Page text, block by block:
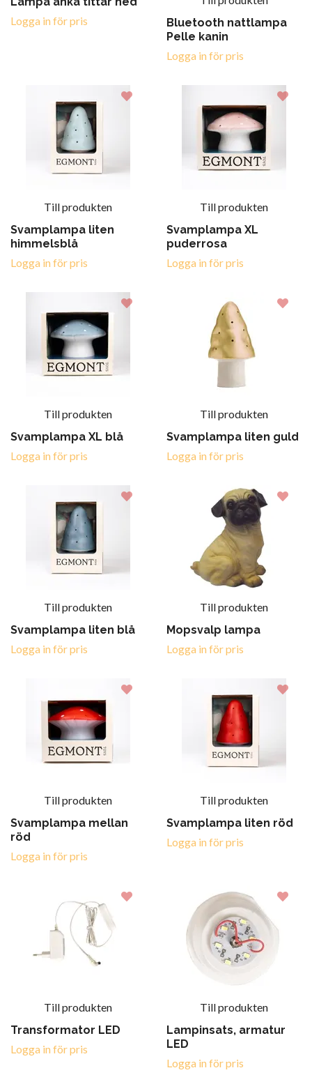
Logga in för pris
Bluetooth nattlampa
Pelle kanin
Logga in för pris
Till produkten
Svamplampa liten
himmelsblå
Logga in för pris
Till produkten
Svamplampa XL
puderrosa
Logga in för pris
Till produkten
Svamplampa XL blå
Logga in för pris
Till produkten
Svamplampa liten guld
Logga in för pris
Till produkten
Svamplampa liten blå
Logga in för pris
Till produkten
Mopsvalp lampa
Logga in för pris
Till produkten
Svamplampa mellan
röd
Logga in för pris
Till produkten
Svamplampa liten röd
Logga in för pris
Till produkten
Transformator LED
Logga in för pris
Till produkten
Lampinsats, armatur
LED
Logga in för pris